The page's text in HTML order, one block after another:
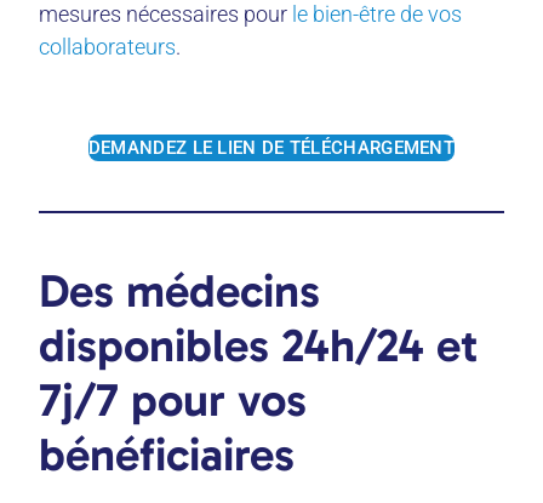
mesures nécessaires pour le bien-être de vos
collaborateurs.
DEMANDEZ LE LIEN DE TÉLÉCHARGEMENT
Des médecins
disponibles 24h/24 et
7j/7 pour vos
bénéficiaires